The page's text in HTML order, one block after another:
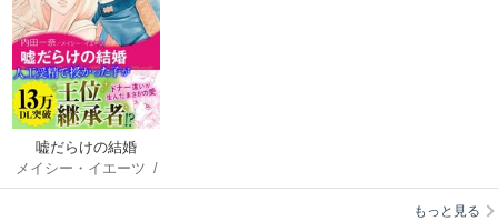
嘘だらけの結婚
メイシー・イエーツ /
内田一奈
もっと見る